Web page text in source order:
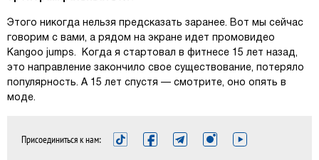
Этого никогда нельзя предсказать заранее. Вот мы сейчас
говорим с вами, а рядом на экране идет промовидео
Kangoo jumps. Когда я стартовал в фитнесе 15 лет назад,
это направление закончило свое существование, потеряло
популярность. А 15 лет спустя — смотрите, оно опять в
моде.
Присоединиться к нам: